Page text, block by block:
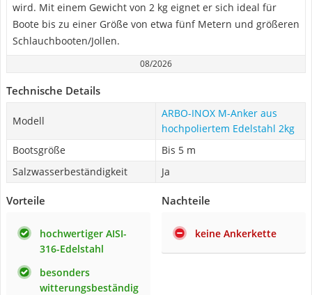
wird. Mit einem Gewicht von 2 kg eignet er sich ideal für
Boote bis zu einer Größe von etwa fünf Metern und größeren
Schlauchbooten/Jollen.
08/2026
Technische Details
Modell
ARBO-INOX M-Anker aus
hochpoliertem Edelstahl 2kg
Bootsgröße
Bis 5 m
Salzwasserbeständigkeit
Ja
Vorteile
hochwertiger AISI-
316-Edelstahl
besonders
witterungsbeständig
Nachteile
keine Ankerkette